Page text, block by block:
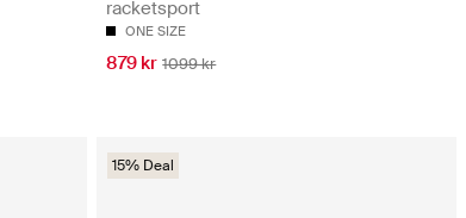
racketsport
ONE SIZE
879 kr 1099 kr
15% Deal